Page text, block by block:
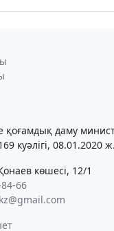
даму
куәлігі, 08.01.2020 ж.
көшесі, 12/1
66